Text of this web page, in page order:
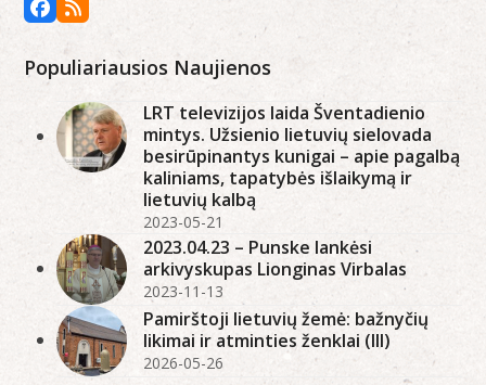
Facebook
RSS
Populiariausios Naujienos
LRT televizijos laida Šventadienio
mintys. Užsienio lietuvių sielovada
besirūpinantys kunigai – apie pagalbą
kaliniams, tapatybės išlaikymą ir
lietuvių kalbą
2023-05-21
2023.04.23 – Punske lankėsi
arkivyskupas Lionginas Virbalas
2023-11-13
Pamirštoji lietuvių žemė: bažnyčių
likimai ir atminties ženklai (III)
2026-05-26